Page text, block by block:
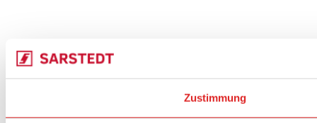
Zustimmung